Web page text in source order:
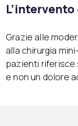
Grazie alle
alla chirurgia
pazienti riferisce
e non un dolore